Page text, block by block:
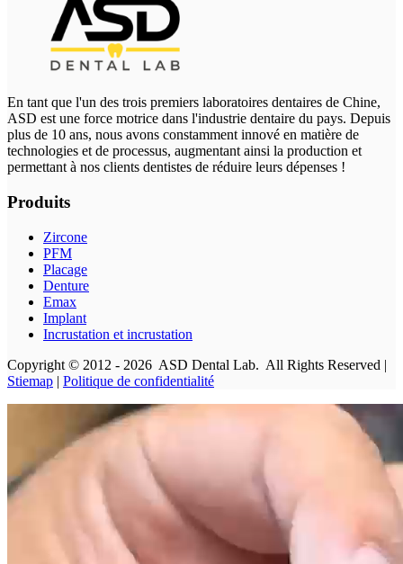
En tant que l'un des trois premiers laboratoires dentaires de Chine,
ASD est une force motrice dans l'industrie dentaire du pays. Depuis
plus de 10 ans, nous avons constamment innové en matière de
technologies et de processus, augmentant ainsi la production et
permettant à nos clients dentistes de réduire leurs dépenses !
Produits
Zircone
PFM
Placage
Denture
Emax
Implant
Incrustation et incrustation
Copyright © 2012 - 2026 ASD Dental Lab. All Rights Reserved |
Stiemap | Politique de confidentialité